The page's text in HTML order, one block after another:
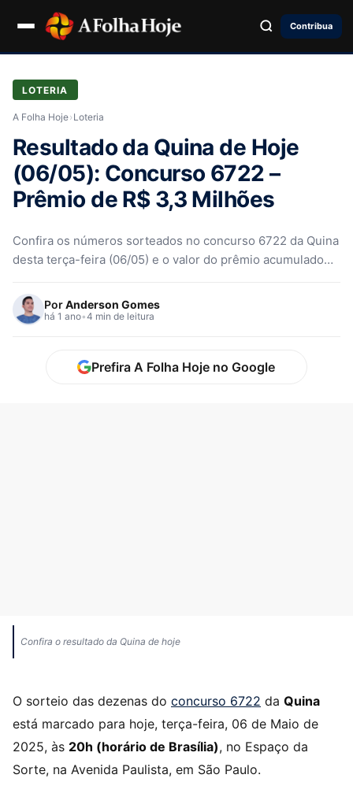
Contribua
LOTERIA
A Folha Hoje› Loteria
Resultado da Quina de Hoje
(06/05): Concurso 6722 –
Prêmio de R$ 3,3 Milhões
Confira os números sorteados no concurso 6722 da Quina
desta terça-feira (06/05) e o valor do prêmio acumulado
PorAnderson Gomes
há 1 ano•4 min de leitura
Prefira A Folha Hoje no Google
Confira o resultado da Quina de hoje
O sorteio das dezenas do concurso 6722 da Quina
está marcado para hoje, terça-feira, 06 de Maio de
2025, às 20h (horário de Brasília), no Espaço da
Sorte, na Avenida Paulista, em São Paulo.